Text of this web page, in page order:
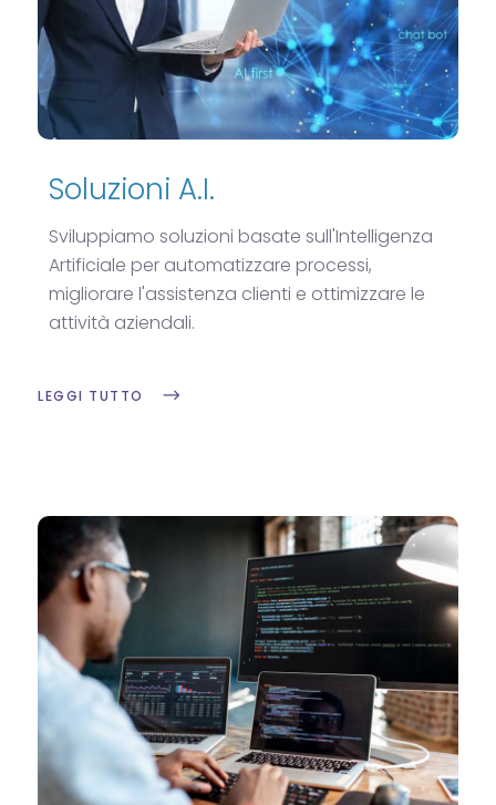
Soluzioni A.I.
Sviluppiamo soluzioni basate sull'Intelligenza
Artificiale per automatizzare processi,
migliorare l'assistenza clienti e ottimizzare le
attività aziendali.
LEGGI TUTTO